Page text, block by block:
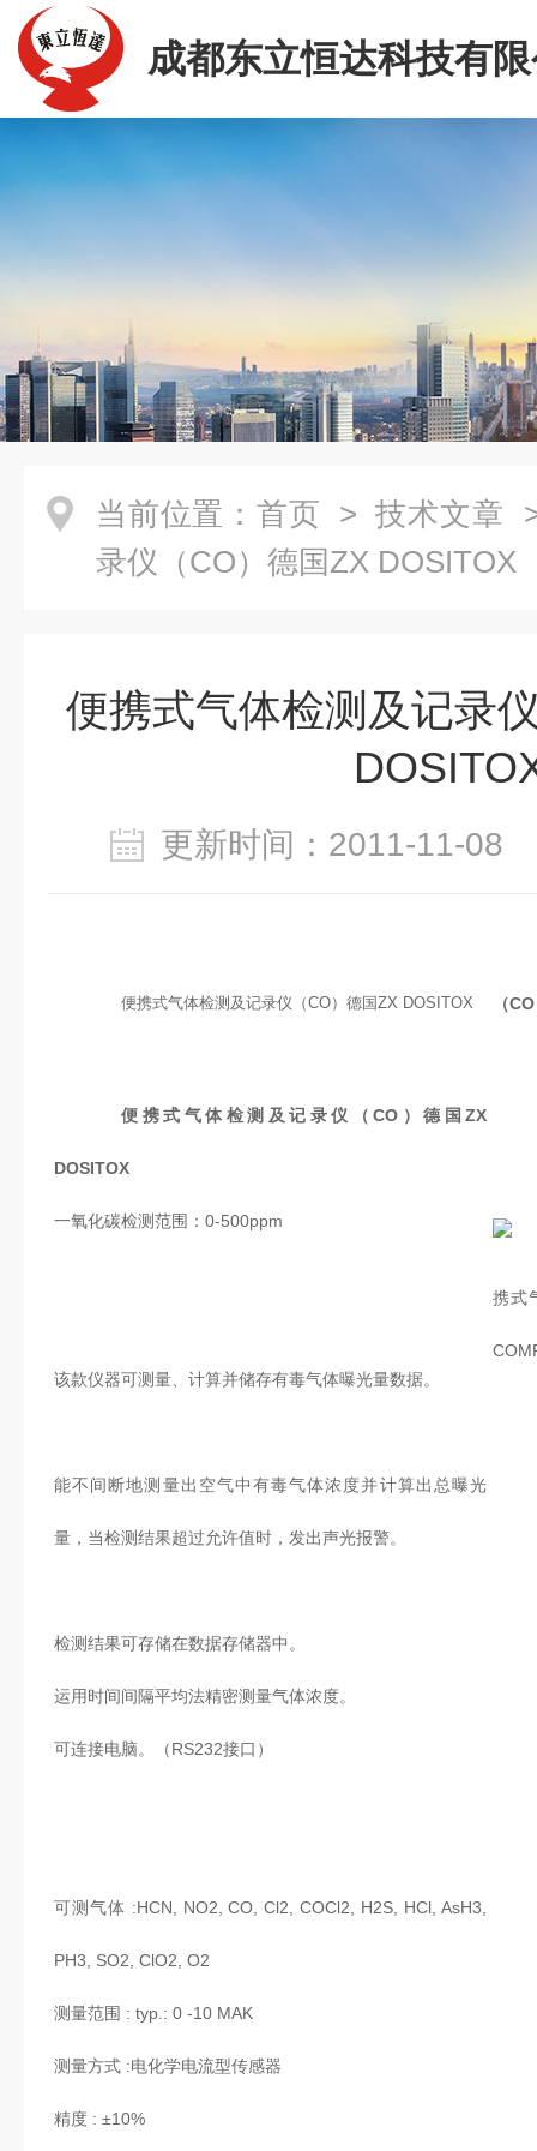
成都东立恒达科技有
当前位置： 首页 > 技术文章
录仪（CO）德国ZX DOSITOX
便携式气体检测及记录
更新时间：2011-11-
便携式气体检测及记录仪（CO）德国ZX DOSITOX （
便携式气体检测及记录仪（CO）德国ZX
DOSITOX
一氧化碳检测范围：0-500ppm
该款仪器可测量、计算并储存有毒气体曝光量数据。
能不间断地测量出空气中有毒气体浓度并计算出总曝光
量，当检测结果超过允许值时，发出声光报警。
检测结果可存储在数据存储器中。
运用时间间隔平均法精密测量气体浓度。
可连接电脑。（RS232接口）
可测气体 :HCN, NO2, CO, Cl2, COCl2, H2S, HCl, AsH3,
PH3, SO2, ClO2, O2
测量范围 : typ.: 0 -10 MAK
测量方式 :电化学电流型传感器
精度 : ±10%